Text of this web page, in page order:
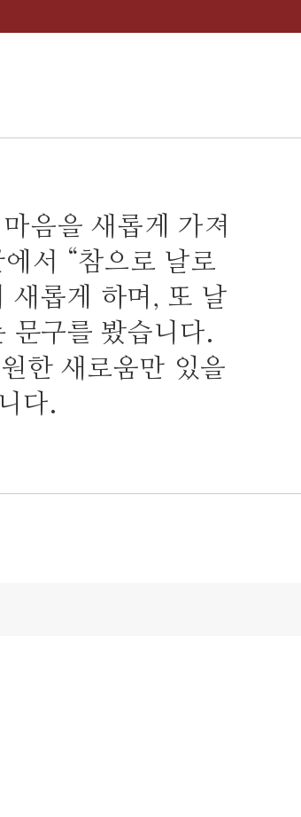
음을 새롭게 가져
서 “참으로 날로
새롭게 하며, 또 날
문구를 봤습니다.
한 새로움만 있을
다.